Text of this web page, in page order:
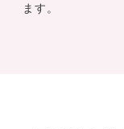
ます。